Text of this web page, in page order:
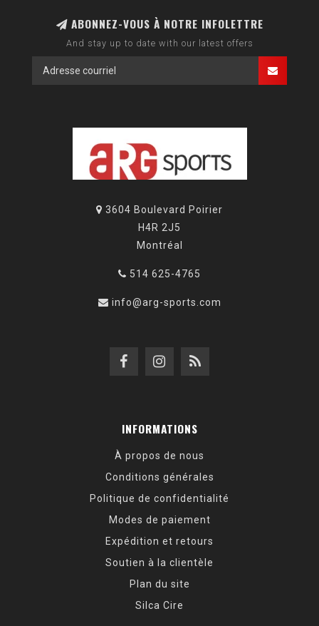
ABONNEZ-VOUS À NOTRE INFOLETTRE
And stay up to date with our latest offers
3604 Boulevard Poirier
H4R 2J5
Montréal
514 625-4765
info@arg-sports.com
INFORMATIONS
À propos de nous
Conditions générales
Politique de confidentialité
Modes de paiement
Expédition et retours
Soutien à la clientèle
Plan du site
Silca Cire